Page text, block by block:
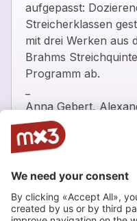
aufgepasst:
Streicherklassen
mit drei Werken aus
Brahms
Programm ab.
Anna Gebert,
Majala; Viola –
Fagerlund, Read
_
Eintritt frei -
Zürcher